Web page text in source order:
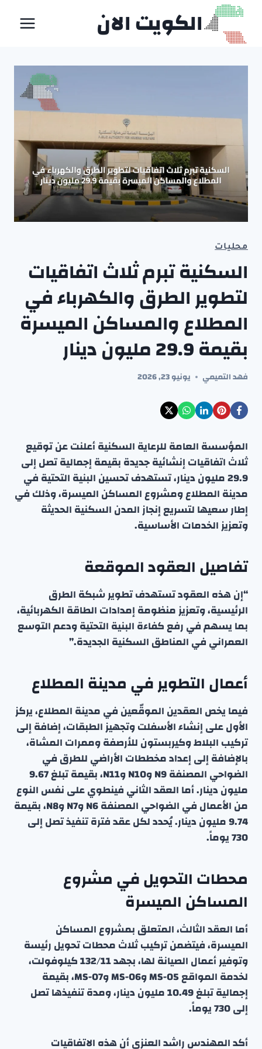
التجاوز
المحتوى
الكويت الان
محليات
السكنية تبرم ثلاث اتفاقيات
لتطوير الطرق والكهرباء في
المطلاع والمساكن الميسرة
بقيمة 29.9 مليون دينار
فهد التميمي يونيو 23, 2026
المؤسسة العامة للرعاية السكنية أعلنت عن توقيع
ثلاث اتفاقيات إنشائية جديدة بقيمة إجمالية تصل إلى
29.9 مليون دينار، تستهدف تحسين البنية التحتية في
مدينة المطلاع ومشروع المساكن الميسرة، وذلك في
إطار سعيها لتسريع إنجاز المدن السكنية الحديثة
وتعزيز الخدمات الأساسية.
تفاصيل العقود الموقعة
“إن هذه العقود تستهدف تطوير شبكة الطرق
الرئيسية، وتعزيز منظومة إمدادات الطاقة الكهربائية،
بما يسهم في رفع كفاءة البنية التحتية ودعم التوسع
العمراني في المناطق السكنية الجديدة.”
أعمال التطوير في مدينة المطلاع
فيما يخص العقدين الموقّعين في مدينة المطلاع، يركز
الأول على إنشاء الأسفلت وتجهيز الطبقات، إضافة إلى
تركيب البلاط وكيربستون للأرصفة وممرات المشاة،
بالإضافة إلى إعداد مخططات الأراضي للطرق في
الضواحي المصنفة N9 وN10 وN11، بقيمة تبلغ 9.67
مليون دينار. أما العقد الثاني فينطوي على نفس النوع
من الأعمال في الضواحي المصنفة N6 وN7 وN8، بقيمة
9.74 مليون دينار. يُحدد لكل عقد فترة تنفيذ تصل إلى
730 يوماً.
محطات التحويل في مشروع
المساكن الميسرة
أما العقد الثالث، المتعلق بمشروع المساكن
الميسرة، فيتضمن تركيب ثلاث محطات تحويل رئيسة
وتوفير أعمال الصيانة لها، بجهد 132/11 كيلوفولت،
لخدمة المواقع MS-05 وMS-06 وMS-07، بقيمة
إجمالية تبلغ 10.49 مليون دينار، ومدة تنفيذها تصل
إلى 730 يوماً.
أكد المهندس راشد العنزي أن هذه الاتفاقيات